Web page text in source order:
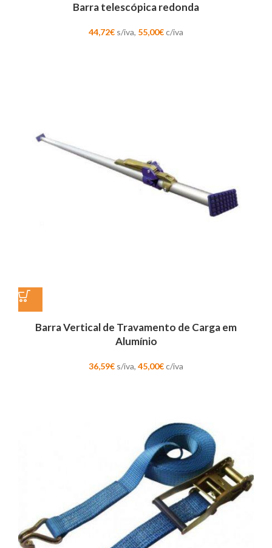
Barra telescópica redonda
44,72€ s/iva, 55,00€c/iva
Barra Vertical de Travamento de Carga em
Alumínio
36,59€ s/iva, 45,00€c/iva